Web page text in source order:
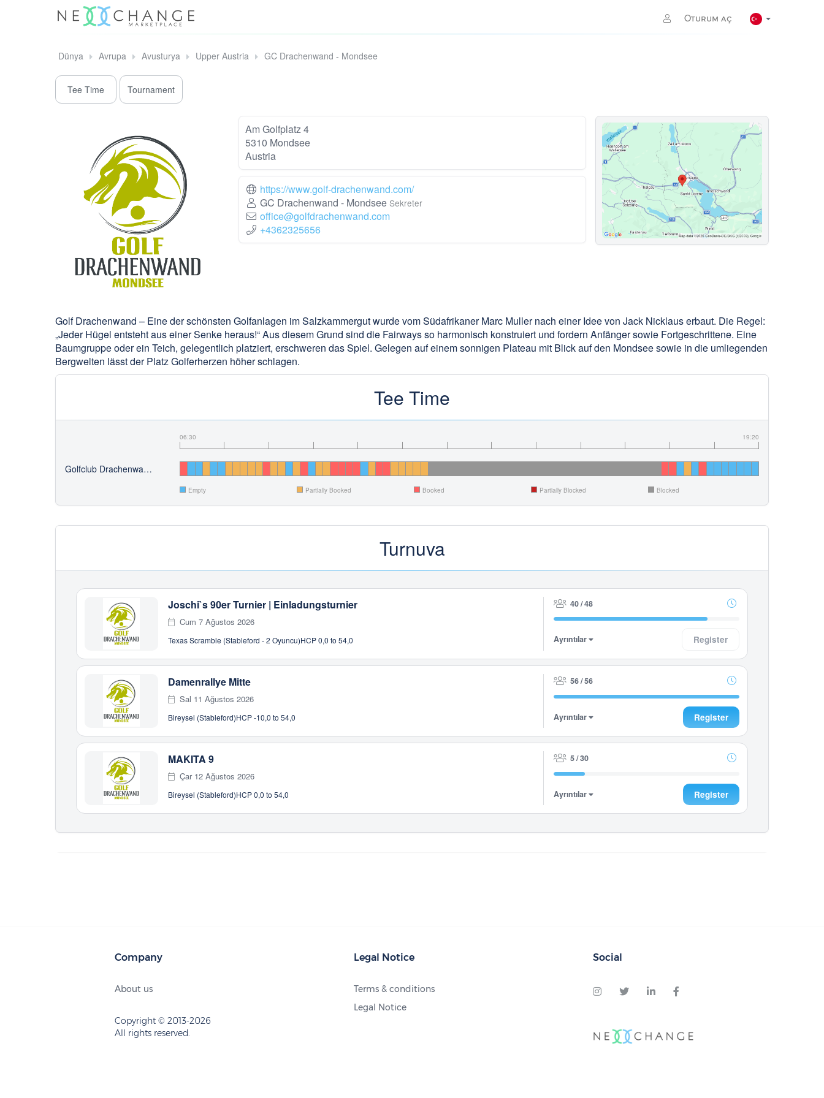
Oturum aç
Dünya Avrupa Avusturya Upper Austria GC Drachenwand - Mondsee
Tee Time Tournament
Am Golfplatz 4
5310 Mondsee
Austria
https://www.golf-drachenwand.com/
GC Drachenwand - Mondsee Sekreter
office@golfdrachenwand.com
+4362325656
Golf Drachenwand – Eine der schönsten Golfanlagen im Salzkammergut wurde vom Südafrikaner Marc Muller nach einer Idee von Jack Nicklaus erbaut. Die Regel:
„Jeder Hügel entsteht aus einer Senke heraus!“ Aus diesem Grund sind die Fairways so harmonisch konstruiert und fordern Anfänger sowie Fortgeschrittene. Eine
Baumgruppe oder ein Teich, gelegentlich platziert, erschweren das Spiel. Gelegen auf einem sonnigen Plateau mit Blick auf den Mondsee sowie in die umliegenden
Bergwelten lässt der Platz Golferherzen höher schlagen.
Tee Time
06:30 19:20
Golfclub Drachenwand - Mondsee
Empty Partially Booked Booked Partially Blocked Blocked
Turnuva
Joschi`s 90er Turnier | Einladungsturnier
Cum 7 Ağustos 2026
Texas Scramble (Stableford - 2 Oyuncu)HCP 0,0 to 54,0
40 / 48
Ayrıntılar Register
Damenrallye Mitte
Sal 11 Ağustos 2026
Bireysel (Stableford)HCP -10,0 to 54,0
56 / 56
Ayrıntılar Register
MAKITA 9
Çar 12 Ağustos 2026
Bireysel (Stableford)HCP 0,0 to 54,0
5 / 30
Ayrıntılar Register
Company
About us
Copyright © 2013-2026
All rights reserved.
Legal Notice
Terms & conditions
Legal Notice
Social